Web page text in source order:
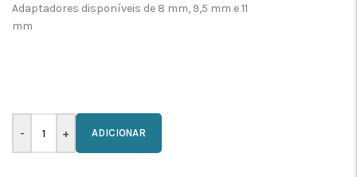
Adaptadores disponíveis de 8 mm, 9,5 mm e 11
mm
ADICIONAR